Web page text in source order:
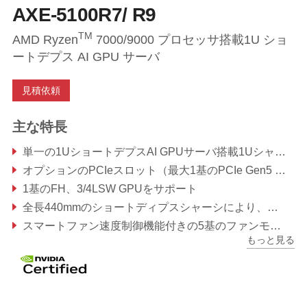
AXE-5100R7/ R9
AMD RyzenTM 7000/9000 プロセッサ搭載1U ショ
ートデプス AI GPU サーバ
見積依頼
主な特長
単一の1UショートデプスAI GPUサーバ搭載1Uシャーシ（AMD Ryzen
オプションのPCIeスロット（最大1基のPCIe Gen5 x8）
1基のFH、3/4LSW GPUをサポート
全長440mmのショートディプスシャーシにより、コンパクトな設置環境でもラックスペースの効率を最大化
スマートファン速度制御機能付きの5基のファンモジュールを搭載
もっと見る